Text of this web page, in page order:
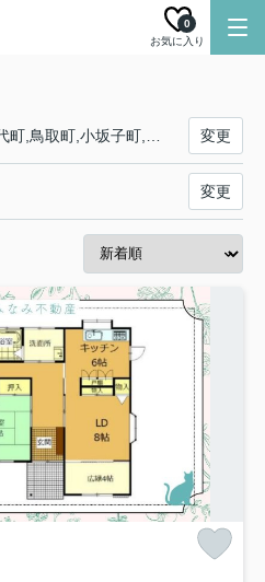
お気に入り
0
変更
変更